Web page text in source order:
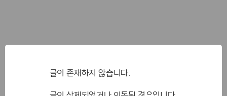
글이 존재하지 않습니다.